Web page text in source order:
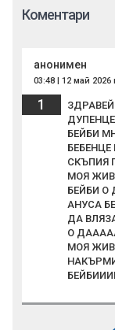
Коментари
анонимен
03:48 | 12 май 2026
1
БЕЙБИ
СКЪПИЯ
МОЯ
БЕЙБИ О
АНУСА
ДА
О
МОЯ